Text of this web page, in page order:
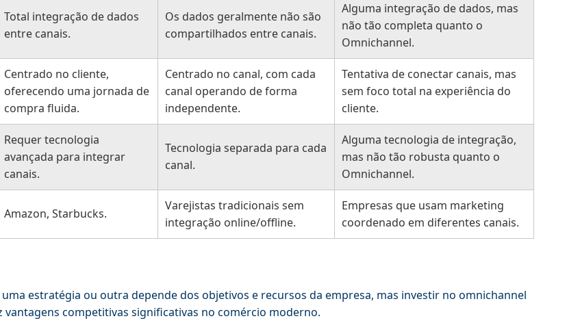
Total integração de dados
entre canais.
Os dados geralmente não são
compartilhados entre canais.
Alguma integração de dados, mas
não tão completa quanto o
Omnichannel.
Centrado no cliente,
oferecendo uma jornada de
compra fluida.
Centrado no canal, com cada
canal operando de forma
independente.
Tentativa de conectar canais, mas
sem foco total na experiência do
cliente.
Requer tecnologia
avançada para integrar
canais.
Tecnologia separada para cada
canal.
Alguma tecnologia de integração,
mas não tão robusta quanto o
Omnichannel.
Amazon, Starbucks.
Varejistas tradicionais sem
integração online/offline.
Empresas que usam marketing
coordenado em diferentes canais.
estratégia ou outra depende dos objetivos e recursos da empresa, mas investir no omnichannel
vantagens competitivas significativas no comércio moderno.